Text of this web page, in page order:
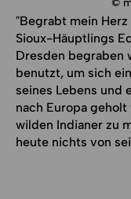
"Begrabt mein
Sioux-Häuptlings
Dresden begraben
benutzt, um sich
seines Lebens und
nach Europa
wilden Indianer zu
heute nichts von